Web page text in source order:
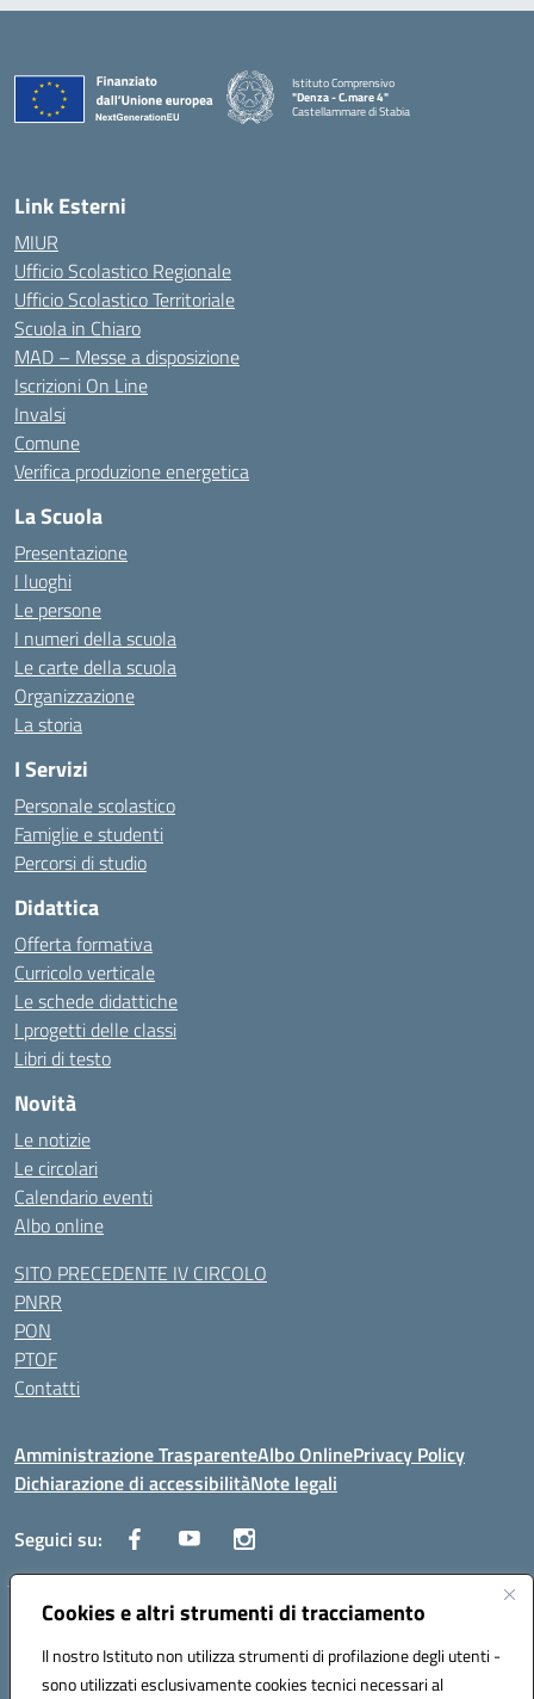
Cookies e altri strumenti di tracciamento
Il nostro Istituto non utilizza strumenti di profilazione degli utenti -
sono utilizzati esclusivamente cookies tecnici necessari al
Istituto Comprensivo
"Denza - C.mare 4"
Castellammare di Stabia
Link Esterni
MIUR
Ufficio Scolastico Regionale
Ufficio Scolastico Territoriale
Scuola in Chiaro
MAD – Messe a disposizione
Iscrizioni On Line
Invalsi
Comune
Verifica produzione energetica
La Scuola
Presentazione
I luoghi
Le persone
I numeri della scuola
Le carte della scuola
Organizzazione
La storia
I Servizi
Personale scolastico
Famiglie e studenti
Percorsi di studio
Didattica
Offerta formativa
Curricolo verticale
Le schede didattiche
I progetti delle classi
Libri di testo
Novità
Le notizie
Le circolari
Calendario eventi
Albo online
SITO PRECEDENTE IV CIRCOLO
PNRR
PON
PTOF
Contatti
Amministrazione TrasparenteAlbo OnlinePrivacy Policy
Dichiarazione di accessibilitàNote legali
Seguici su:
Traversa Fondo d'Orto n.19B - Cap 80053 - Castellammare di Stabia
(NA) - Tel. 0818701043 - Mail: naic847006@istruzione.it - PEC: